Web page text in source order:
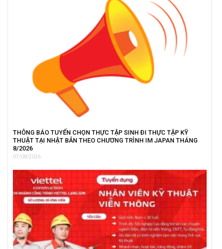
THÔNG BÁO TUYỂN CHỌN THỰC TẬP SINH ĐI THỰC TẬP KỸ
THUẬT TẠI NHẬT BẢN THEO CHƯƠNG TRÌNH IM JAPAN THÁNG
8/2026
07/08/2026